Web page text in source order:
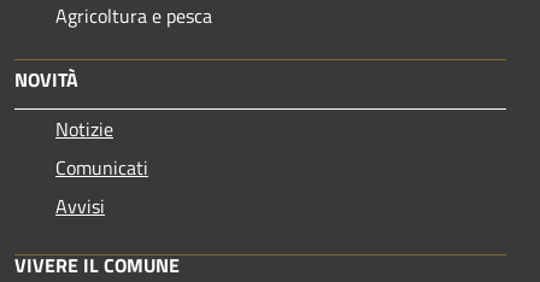
Agricoltura e pesca
NOVITÀ
Notizie
Comunicati
Avvisi
VIVERE IL COMUNE